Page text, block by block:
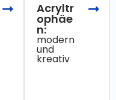
Acryltr
ophäe
n:
modern
und
kreativ